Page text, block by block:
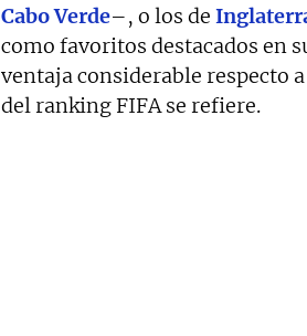
Cabo Verde–, o los de
como favoritos destacados en
ventaja considerable respecto
del ranking FIFA se refiere.